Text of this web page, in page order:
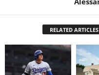
RELATED ARTICLES